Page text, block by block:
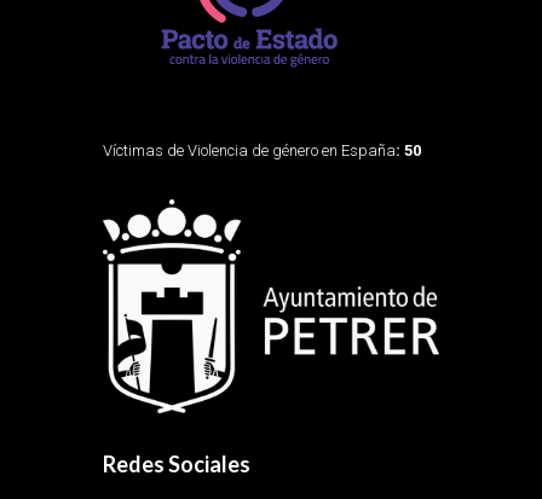
Víctimas de Violencia de género en España: 50
Redes Sociales